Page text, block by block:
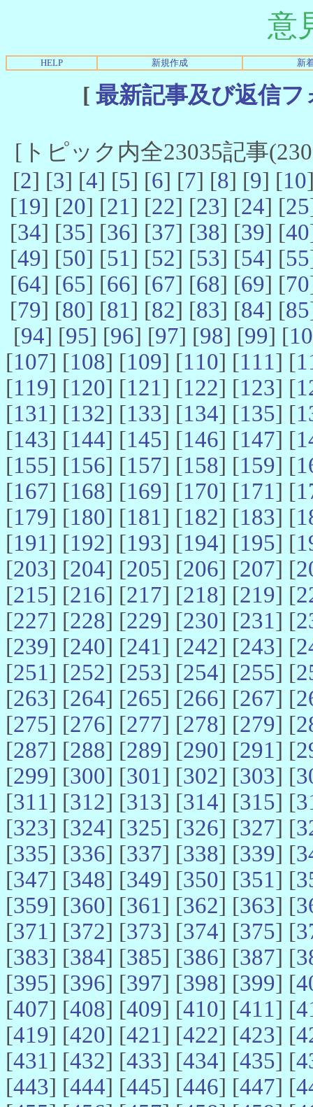
意
HELP 新規作成 新
[ 最新記事及び返信
[トピック内全23035記事
[2] [3] [4] [5] [6] [7] [8] [9] [10
[19] [20] [21] [22] [23] [24] [25
[34] [35] [36] [37] [38] [39] [40
[49] [50] [51] [52] [53] [54] [55
[64] [65] [66] [67] [68] [69] [70
[79] [80] [81] [82] [83] [84] [85
[94] [95] [96] [97] [98] [99] [
[107] [108] [109] [110] [111] [
[119] [120] [121] [122] [123] [
[131] [132] [133] [134] [135] [
[143] [144] [145] [146] [147] [
[155] [156] [157] [158] [159] [
[167] [168] [169] [170] [171] [
[179] [180] [181] [182] [183] [
[191] [192] [193] [194] [195] [
[203] [204] [205] [206] [207] [
[215] [216] [217] [218] [219] [
[227] [228] [229] [230] [231] [
[239] [240] [241] [242] [243] [
[251] [252] [253] [254] [255] [
[263] [264] [265] [266] [267] [
[275] [276] [277] [278] [279] [
[287] [288] [289] [290] [291] [
[299] [300] [301] [302] [303] [
[311] [312] [313] [314] [315] [
[323] [324] [325] [326] [327] [
[335] [336] [337] [338] [339] [
[347] [348] [349] [350] [351] [
[359] [360] [361] [362] [363] [
[371] [372] [373] [374] [375] [
[383] [384] [385] [386] [387] [
[395] [396] [397] [398] [399] [
[407] [408] [409] [410] [411] [
[419] [420] [421] [422] [423] [
[431] [432] [433] [434] [435] [
[443] [444] [445] [446] [447] [